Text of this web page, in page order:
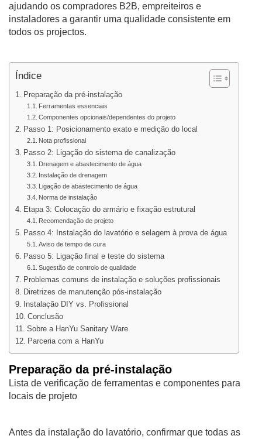
ajudando os compradores B2B, empreiteiros e
instaladores a garantir uma qualidade consistente em
todos os projectos.
Índice
Preparação da pré-instalação
Ferramentas essenciais
Componentes opcionais/dependentes do projeto
Passo 1: Posicionamento exato e medição do local
Nota profissional
Passo 2: Ligação do sistema de canalização
Drenagem e abastecimento de água
Instalação de drenagem
Ligação de abastecimento de água
Norma de instalação
Etapa 3: Colocação do armário e fixação estrutural
Recomendação de projeto
Passo 4: Instalação do lavatório e selagem à prova de água
Aviso de tempo de cura
Passo 5: Ligação final e teste do sistema
Sugestão de controlo de qualidade
Problemas comuns de instalação e soluções profissionais
Diretrizes de manutenção pós-instalação
Instalação DIY vs. Profissional
Conclusão
Sobre a HanYu Sanitary Ware
Parceria com a HanYu
Preparação da pré-instalação
Lista de verificação de ferramentas e componentes para
locais de projeto
Antes da instalação do lavatório, confirmar que todas as